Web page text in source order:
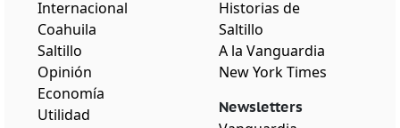
Internacional
Coahuila
Saltillo
Opinión
Economía
Utilidad
Historias de
Saltillo
A la Vanguardia
New York Times
Newsletters